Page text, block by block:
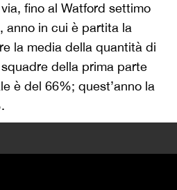
fino al Watford settimo
anno in cui è partita la
la media della quantità di
della prima parte
è del 66%; quest’anno la